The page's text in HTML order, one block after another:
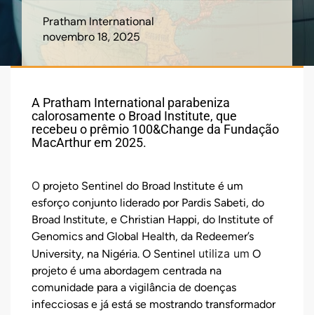
Pratham International
novembro 18, 2025
A Pratham International parabeniza
calorosamente o Broad Institute, que
recebeu o prêmio 100&Change da Fundação
MacArthur em 2025.
O projeto Sentinel do Broad Institute é um
esforço conjunto liderado por Pardis Sabeti, do
Broad Institute, e Christian Happi, do Institute of
Genomics and Global Health, da Redeemer’s
University, na Nigéria. O Sentinel utiliza um O
projeto é uma abordagem centrada na
comunidade para a vigilância de doenças
infecciosas e já está se mostrando transformador